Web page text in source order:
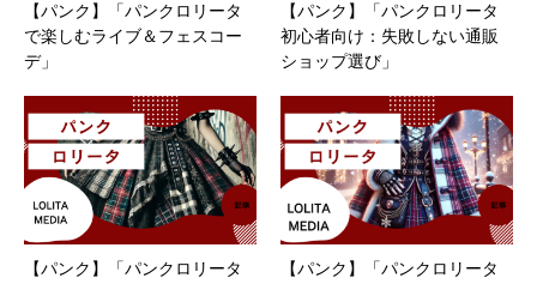
【パンク】「パンクロリータ
で楽しむライブ＆フェスコー
デ」
【パンク】「パンクロリータ
初心者向け：失敗しない通販
ショップ選び」
【パンク】「パンクロリータ
【パンク】「パンクロリータ